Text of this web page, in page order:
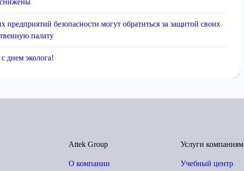
предприятий безопасности могут обратиться за защитой своих
палату
днем эколога!
Attek Group
О компании
Услуги компаниям
Учебный центр